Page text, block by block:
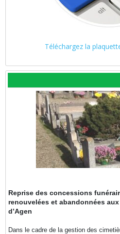
Téléchargez la
Reprise des concessions
renouvelées et abandonnées
d’Agen
Dans le cadre de la gestion des